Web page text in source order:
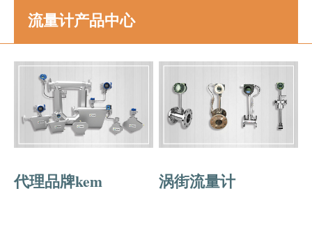
流量计产品中心
代理品牌kem 涡街流量计